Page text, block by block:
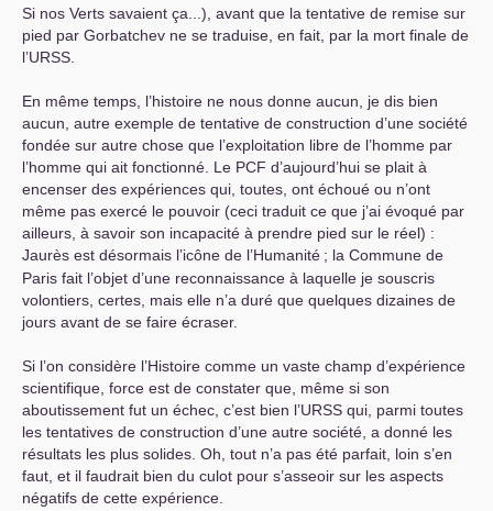
Si nos Verts savaient ça...), avant que la tentative de remise sur
pied par Gorbatchev ne se traduise, en fait, par la mort finale de
l’URSS
En même temps, l’histoire ne nous donne aucun, je dis bien
aucun, autre exemple de tentative de construction d’une société
fondée sur autre chose que l’exploitation libre de l’homme par
l’homme qui ait fonctionné. Le PCF d’aujourd’hui se plait à
encenser des expériences qui, toutes, ont échoué ou n’ont
même pas exercé le pouvoir (ceci traduit ce que j’ai évoqué par
ailleurs, à savoir son incapacité à prendre pied sur le réel) :
Jaurès est désormais l’icône de l’Humanité ; la Commune de
Paris fait l’objet d’une reconnaissance à laquelle je souscris
volontiers, certes, mais elle n’a duré que quelques dizaines de
jours avant de se faire écraser.
Si l’on considère l’Histoire comme un vaste champ d’expérience
scientifique, force est de constater que, même si son
aboutissement fut un échec, c’est bien l’URSS qui, parmi toutes
les tentatives de construction d’une autre société, a donné les
résultats les plus solides. Oh, tout n’a pas été parfait, loin s’en
faut, et il faudrait bien du culot pour s’asseoir sur les aspects
négatifs de cette expérience.